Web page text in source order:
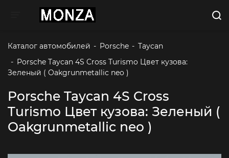
Toggle navigation
Каталог автомобилей - Porsche - Taycan
- Porsche Taycan 4S Cross Turismo Цвет кузова:
Зеленый ( Oakgrunmetallic neo )
Porsche Taycan 4S Cross
Turismo Цвет кузова: Зеленый (
Oakgrunmetallic neo )